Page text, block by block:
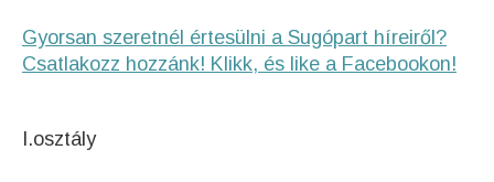
Gyorsan szeretnél értesülni a Sugópart híreiről?
Csatlakozz hozzánk! Klikk, és like a Facebookon!
I.osztály